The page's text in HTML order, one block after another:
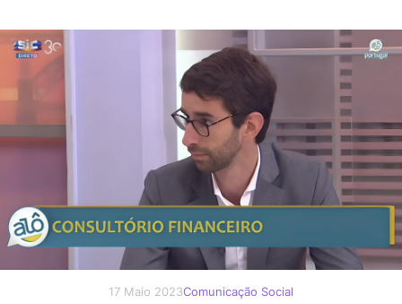
17 Maio 2023Comunicação Social